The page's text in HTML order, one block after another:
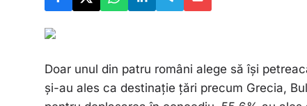
Doar unul din patru români alege să îşi
şi-au ales ca destinaţie ţări precum Grecia,